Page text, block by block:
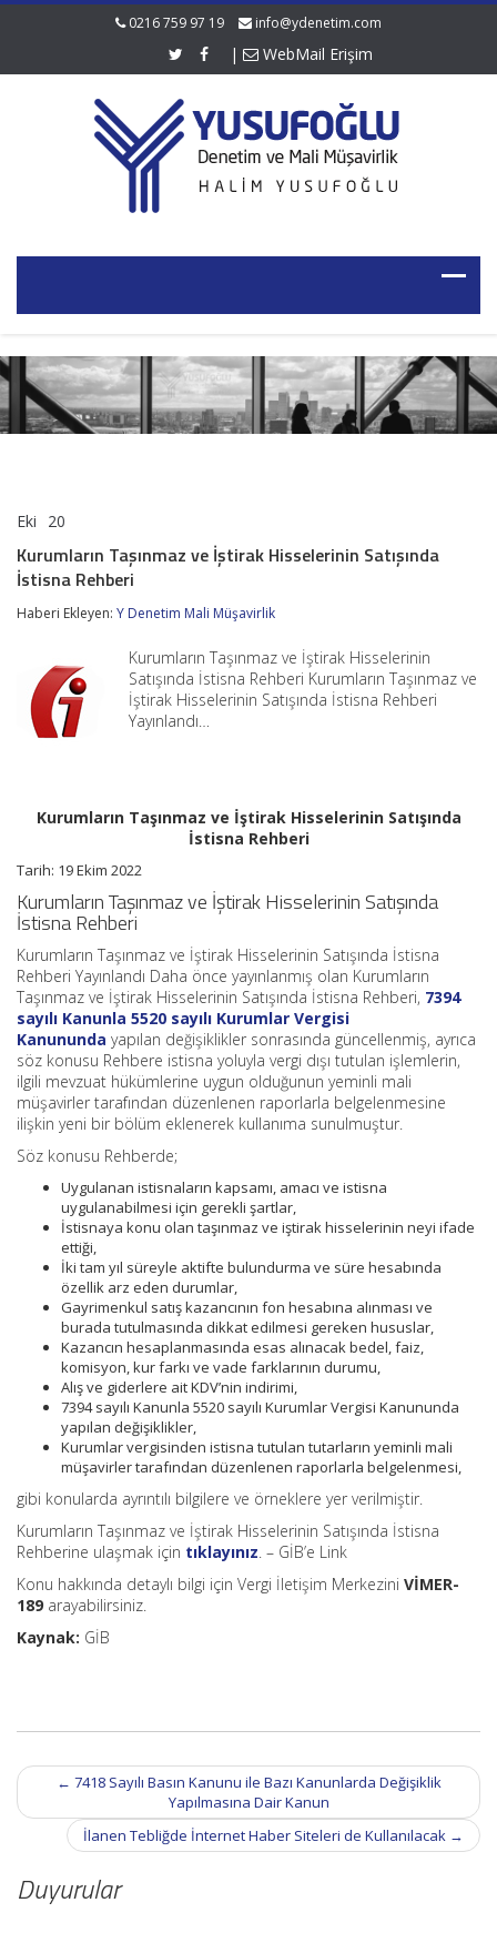
0216 759 97 19 info@ydenetim.com
| WebMail Erişim
Eki 20
ve
İştirak
Satışında
Rehberi
Kurumların Taşınmaz ve İştirak Hisselerinin Satışında
İstisna Rehberi
Haberi Ekleyen: Y Denetim Mali Müşavirlik
Kurumların Taşınmaz ve İştirak Hisselerinin
Satışında İstisna Rehberi Kurumların Taşınmaz ve
İştirak Hisselerinin Satışında İstisna Rehberi
Yayınlandı…
Kurumların Taşınmaz ve İştirak Hisselerinin Satışında
İstisna Rehberi
Tarih: 19 Ekim 2022
Kurumların Taşınmaz ve İştirak Hisselerinin Satışında
İstisna Rehberi
Kurumların Taşınmaz ve İştirak Hisselerinin Satışında İstisna
Rehberi Yayınlandı Daha önce yayınlanmış olan Kurumların
Taşınmaz ve İştirak Hisselerinin Satışında İstisna Rehberi, 7394
sayılı Kanunla 5520 sayılı Kurumlar Vergisi
Kanununda yapılan değişiklikler sonrasında güncellenmiş, ayrıca
söz konusu Rehbere istisna yoluyla vergi dışı tutulan işlemlerin,
ilgili mevzuat hükümlerine uygun olduğunun yeminli mali
müşavirler tarafından düzenlenen raporlarla belgelenmesine
ilişkin yeni bir bölüm eklenerek kullanıma sunulmuştur.
Söz konusu Rehberde;
Uygulanan istisnaların kapsamı, amacı ve istisna
uygulanabilmesi için gerekli şartlar,
İstisnaya konu olan taşınmaz ve iştirak hisselerinin neyi ifade
ettiği,
İki tam yıl süreyle aktifte bulundurma ve süre hesabında
özellik arz eden durumlar,
Gayrimenkul satış kazancının fon hesabına alınması ve
burada tutulmasında dikkat edilmesi gereken hususlar,
Kazancın hesaplanmasında esas alınacak bedel, faiz,
komisyon, kur farkı ve vade farklarının durumu,
Alış ve giderlere ait KDV’nin indirimi,
7394 sayılı Kanunla 5520 sayılı Kurumlar Vergisi Kanununda
yapılan değişiklikler,
Kurumlar vergisinden istisna tutulan tutarların yeminli mali
müşavirler tarafından düzenlenen raporlarla belgelenmesi,
gibi konularda ayrıntılı bilgilere ve örneklere yer verilmiştir.
Kurumların Taşınmaz ve İştirak Hisselerinin Satışında İstisna
Rehberine ulaşmak için tıklayınız. – GİB’e Link
Konu hakkında detaylı bilgi için Vergi İletişim Merkezini VİMER-
189 arayabilirsiniz.
Kaynak: GİB
Post
navigation
← 7418 Sayılı Basın Kanunu ile Bazı Kanunlarda Değişiklik
Yapılmasına Dair Kanun
İlanen Tebliğde İnternet Haber Siteleri de Kullanılacak →
Duyurular